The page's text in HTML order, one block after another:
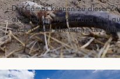
Die Camps können zu dieser
angefahren werden und sind
auch für die Mietpreise der